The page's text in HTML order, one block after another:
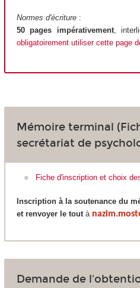
Normes d'écriture :
50 pages impérativement,
obligatoirement utiliser cette page
Mémoire terminal
secrétariat de
Fiche d'inscription et choix
Inscription à la soutenance du
et renvoyer le toutà
Demande de